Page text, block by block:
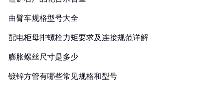
曲臂车规格型号大全
配电柜母排螺栓力矩要求及连接规范详解
膨胀螺丝尺寸是多少
镀锌方管有哪些常见规格和型号